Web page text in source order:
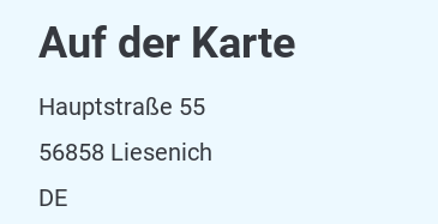
Auf der Karte
Hauptstraße 55
56858 Liesenich
DE